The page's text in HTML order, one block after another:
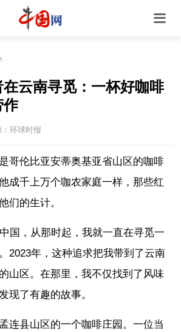
云南寻觅：一杯好咖啡
作
：环球时报
哥伦比亚安蒂奥基亚省山区的咖啡
成千上万个咖农家庭一样，那些红
们的生计。
国，从那时起，我就一直在寻觅一
2023年，这种追求把我带到了云南
山区。在那里，我不仅找到了风味
现了有趣的故事。
连县山区的一个咖啡庄园。一位当